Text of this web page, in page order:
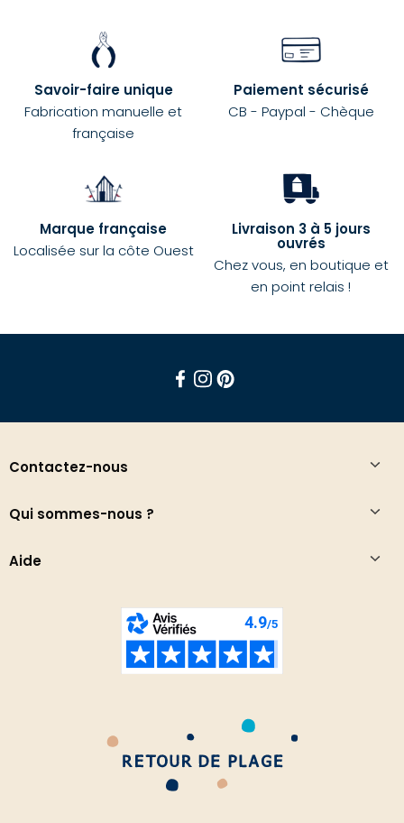
Savoir-faire unique
Fabrication manuelle et
française
Paiement sécurisé
CB - Paypal - Chèque
Marque française
Localisée sur la côte Ouest
Livraison 3 à 5 jours
ouvrés
Chez vous, en boutique et
en point relais !
Contactez-nous
Qui sommes-nous ?
Aide